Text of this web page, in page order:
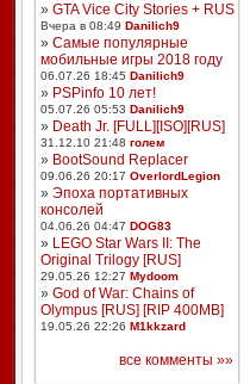
» GTA Vice City Stories + RUS
Вчера в 08:49 Danilich9
» Самые популярные
мобильные игры 2018 году
06.07.26 18:45 Danilich9
» PSPinfo 10 лет!
05.07.26 05:53 Danilich9
» Death Jr. [FULL][ISO][RUS]
31.12.10 21:48 голем
» BootSound Replacer
09.06.26 20:17 OverlordLegion
» Эпоха портативных
консолей
04.06.26 04:47 DOG83
» LEGO Star Wars II: The
Original Trilogy [RUS]
29.05.26 12:27 Mydoom
» God of War: Chains of
Olympus [RUS] [RIP 400MB]
19.05.26 22:26 M1kkzard
все комменты »»